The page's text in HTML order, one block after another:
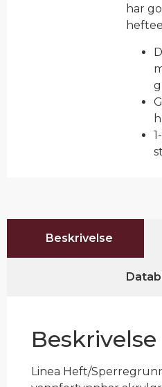
har
Beskrivelse
Beskrivelse
Linea Heft/